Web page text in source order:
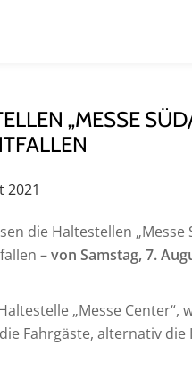
„MESSE
2021
die Haltestellen „Messe
–von Samstag, 7.
„Messe
Fahrgäste, alternativ die